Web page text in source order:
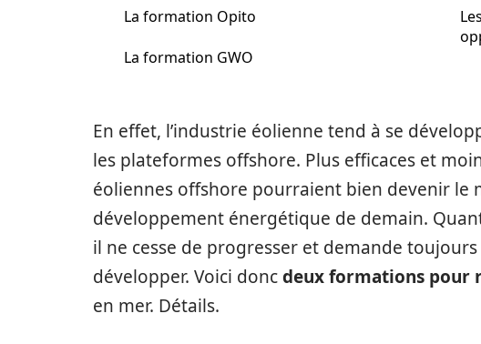
La formation Opito
La formation GWO
En effet, l’industrie éolienne tend à se
les plateformes offshore. Plus efficaces et
éoliennes offshore pourraient bien devenir le
développement énergétique de demain.
il ne cesse de progresser et demande
développer. Voici doncdeux formations pour
en mer. Détails.